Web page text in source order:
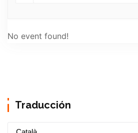
No event found!
Traducción